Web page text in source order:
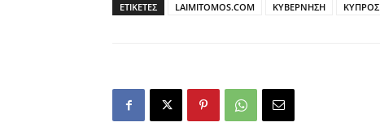
ΕΤΙΚΕΤΕΣ LAIMITOMOS.COM ΚΥΒΕΡΝΗΣΗ ΚΥΠΡΟΣ